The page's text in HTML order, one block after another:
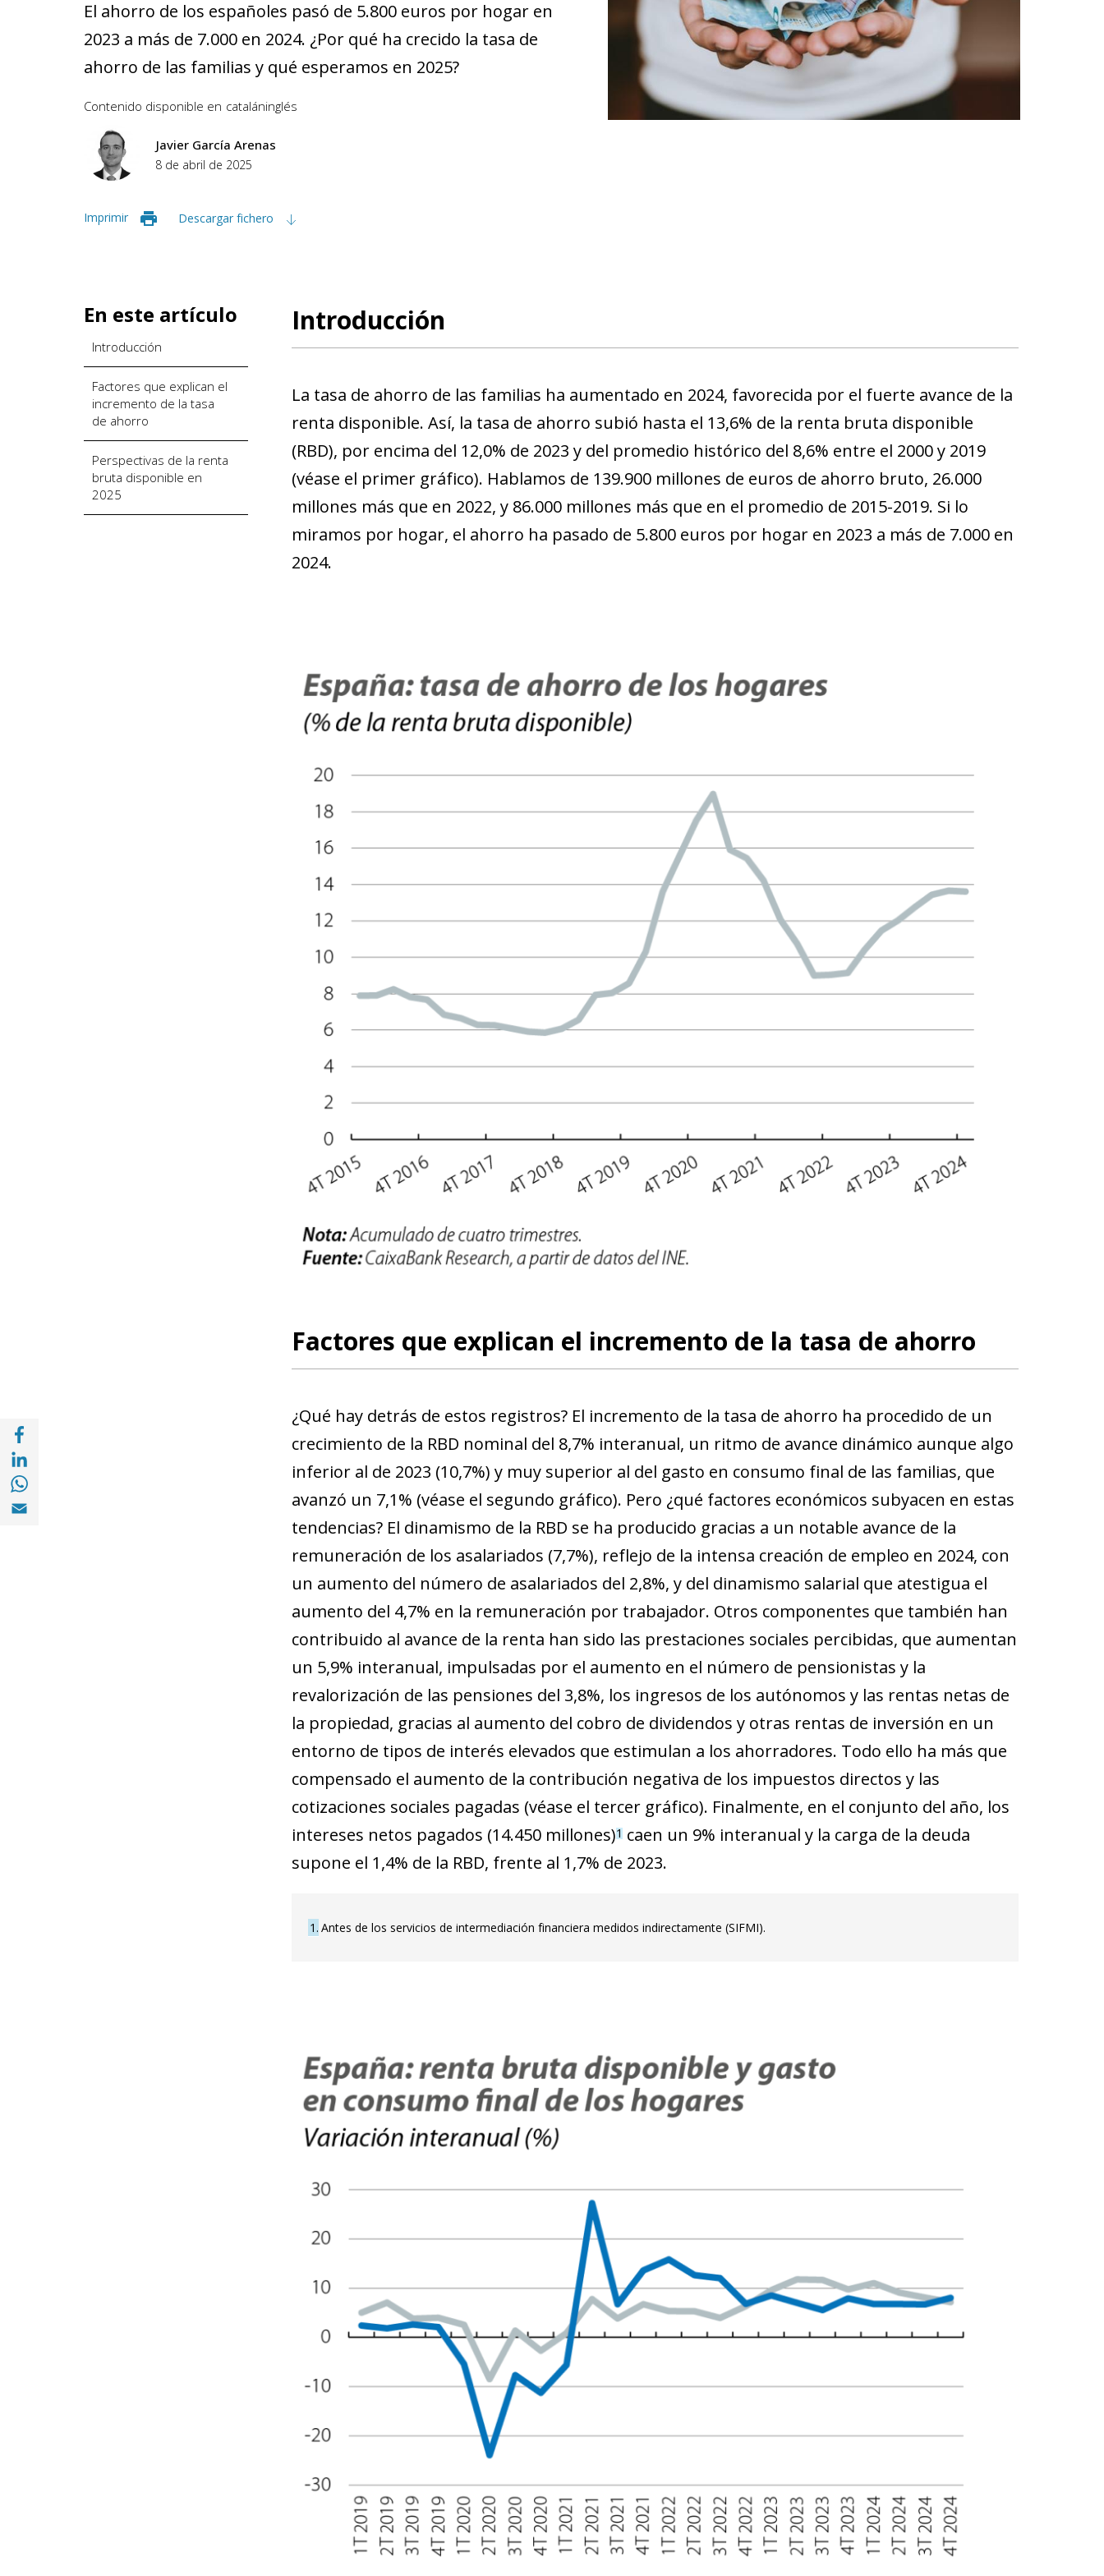
El ahorro de los españoles pasó de 5.800 euros por hogar en
2023 a más de 7.000 en 2024. ¿Por qué ha crecido la tasa de
ahorro de las familias y qué esperamos en 2025?
Contenido disponible en cataláninglés
Javier García Arenas
8 de abril de 2025
Imprimir Descargar fichero
Compartir en Facebook (opens in a new window)
Compartir en with Linkedin (opens in a new window)
Compartir en with Whatsapp (opens in a new window)
Compartir en Email (opens in a new window)
En este artículo
Introducción
Factores que explican el
incremento de la tasa
de ahorro
Perspectivas de la renta
bruta disponible en
2025
Introducción
La tasa de ahorro de las familias ha aumentado en 2024, favorecida por el fuerte avance de la
renta disponible. Así, la tasa de ahorro subió hasta el 13,6% de la renta bruta disponible
(RBD), por encima del 12,0% de 2023 y del promedio histórico del 8,6% entre el 2000 y 2019
(véase el primer gráfico). Hablamos de 139.900 millones de euros de ahorro bruto, 26.000
millones más que en 2022, y 86.000 millones más que en el promedio de 2015-2019. Si lo
miramos por hogar, el ahorro ha pasado de 5.800 euros por hogar en 2023 a más de 7.000 en
2024.
Factores que explican el incremento de la tasa de ahorro
¿Qué hay detrás de estos registros? El incremento de la tasa de ahorro ha procedido de un
crecimiento de la RBD nominal del 8,7% interanual, un ritmo de avance dinámico aunque algo
inferior al de 2023 (10,7%) y muy superior al del gasto en consumo final de las familias, que
avanzó un 7,1% (véase el segundo gráfico). Pero ¿qué factores económicos subyacen en estas
tendencias? El dinamismo de la RBD se ha producido gracias a un notable avance de la
remuneración de los asalariados (7,7%), reflejo de la intensa creación de empleo en 2024, con
un aumento del número de asalariados del 2,8%, y del dinamismo salarial que atestigua el
aumento del 4,7% en la remuneración por trabajador. Otros componentes que también han
contribuido al avance de la renta han sido las prestaciones sociales percibidas, que aumentan
un 5,9% interanual, impulsadas por el aumento en el número de pensionistas y la
revalorización de las pensiones del 3,8%, los ingresos de los autónomos y las rentas netas de
la propiedad, gracias al aumento del cobro de dividendos y otras rentas de inversión en un
entorno de tipos de interés elevados que estimulan a los ahorradores. Todo ello ha más que
compensado el aumento de la contribución negativa de los impuestos directos y las
cotizaciones sociales pagadas (véase el tercer gráfico). Finalmente, en el conjunto del año, los
intereses netos pagados (14.450 millones)1caen un 9% interanual y la carga de la deuda
supone el 1,4% de la RBD, frente al 1,7% de 2023.
1 Antes de los servicios de intermediación financiera medidos indirectamente (SIFMI).